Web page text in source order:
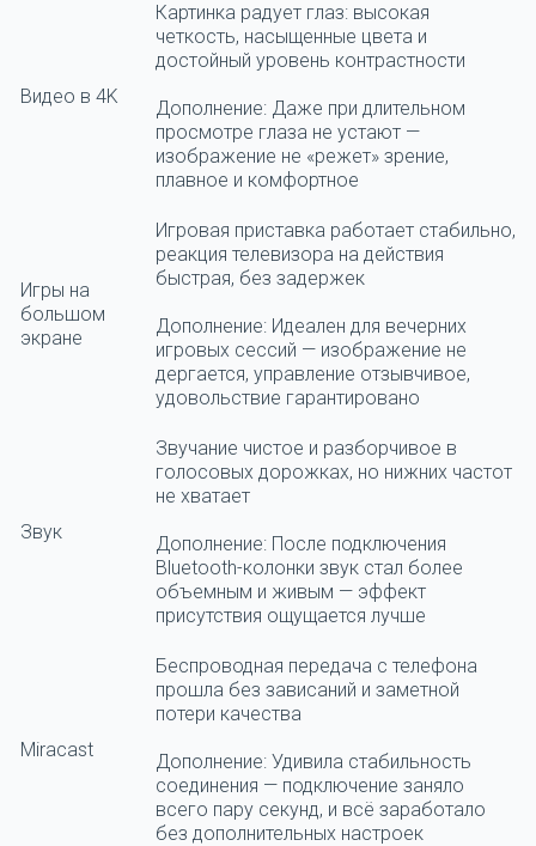
Видео в 4K
Картинка радует глаз: высокая
четкость, насыщенные цвета и
достойный уровень контрастности
Дополнение: Даже при длительном
просмотре глаза не устают —
изображение не «режет» зрение,
плавное и комфортное
Игры на
большом
экране
Игровая приставка работает стабильно,
реакция телевизора на действия
быстрая, без задержек
Дополнение: Идеален для вечерних
игровых сессий — изображение не
дергается, управление отзывчивое,
удовольствие гарантировано
Звук
Звучание чистое и разборчивое в
голосовых дорожках, но нижних частот
не хватает
Дополнение: После подключения
Bluetooth-колонки звук стал более
объемным и живым — эффект
присутствия ощущается лучше
Miracast
Беспроводная передача с телефона
прошла без зависаний и заметной
потери качества
Дополнение: Удивила стабильность
соединения — подключение заняло
всего пару секунд, и всё заработало
без дополнительных настроек